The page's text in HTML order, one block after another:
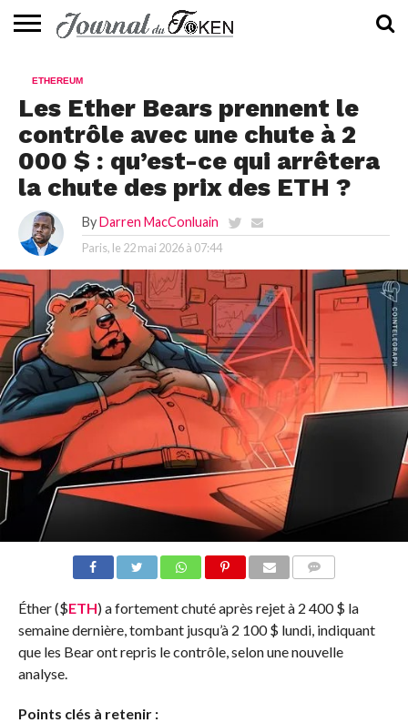
📰
EVALUATION
GUIDE
TENDANCES
À
CONTACTEZ-
ETHEREUM
Les Ether Bears prennent le
contrôle avec une chute à 2
000 $ : qu’est-ce qui arrêtera
la chute des prix des ETH ?
By Darren MacConluain
Paris, le 22 mai 2026 à 07:44
Éther ($ETH) a fortement chuté après rejet à 2 400 $la
semaine dernière, tombant jusqu’à 2 100 $ lundi, indiquant
que les Bear ont repris le contrôle, selon une nouvelle
analyse.
Points clés à retenir :